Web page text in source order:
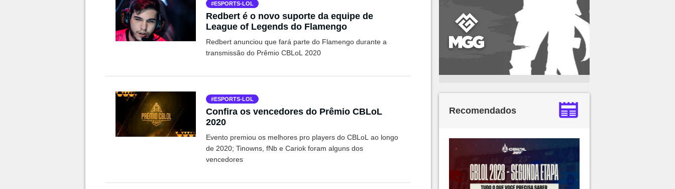
ESPORTS-LOL
Redbert é o novo suporte da equipe de
League of Legends do Flamengo
Redbert anunciou que fará parte do Flamengo durante a
transmissão do Prêmio CBLoL 2020
ESPORTS-LOL
Confira os vencedores do Prêmio CBLoL
2020
Evento premiou os melhores pro players do CBLoL ao longo
de 2020; Tinowns, fNb e Cariok foram alguns dos
vencedores
Recomendados